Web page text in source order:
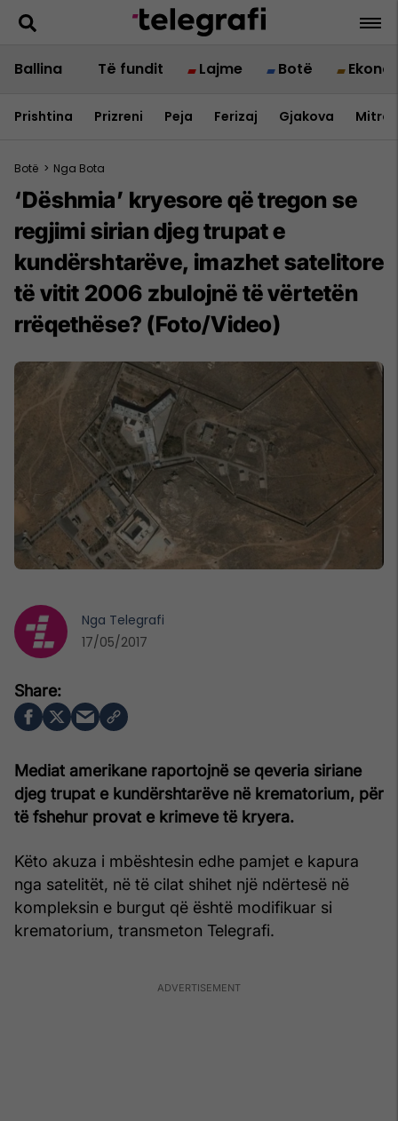
Ballina Të fundit Lajme Botë
Prishtina Prizreni Peja Ferizaj Gjakova
Botë > Nga Bota
‘Dëshmia’ kryesore që tregon se
regjimi sirian djeg trupat e
kundërshtarëve, imazhet satelitore
të vitit 2006 zbulojnë të vërtetën
rrëqethëse? (Foto/Video)
Mediat amerikane raportojnë se qeveria siriane
djeg trupat e kundërshtarëve në krematorium, për
të fshehur provat e krimeve të kryera.
Këto akuza i mbështesin edhe pamjet e kapura
nga satelitët, në të cilat shihet një ndërtesë në
kompleksin e burgut që është modifikuar si
krematorium, transmeton Telegrafi.
Nga Telegrafi
17/05/2017